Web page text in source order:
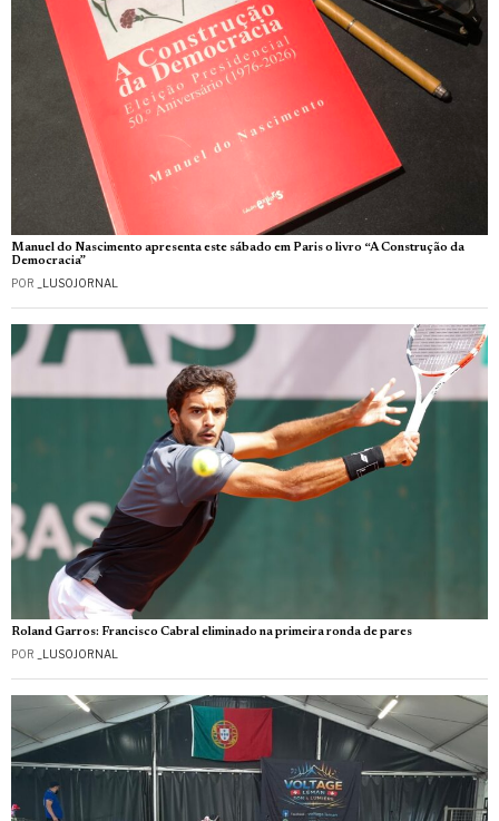
Manuel do Nascimento apresenta este sábado em Paris o livro “A Construção da
Democracia”
POR _LUSOJORNAL
Roland Garros: Francisco Cabral eliminado na primeira ronda de pares
POR _LUSOJORNAL